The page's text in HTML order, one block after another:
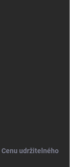
Cenu udržitelného